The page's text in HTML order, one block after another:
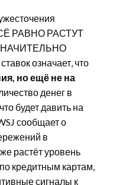
РАВНО РАСТУТ
означает, что
но ещё не на
денег в
будет давить на
сообщает о
в
растёт уровень
кредитным картам,
сигналы к